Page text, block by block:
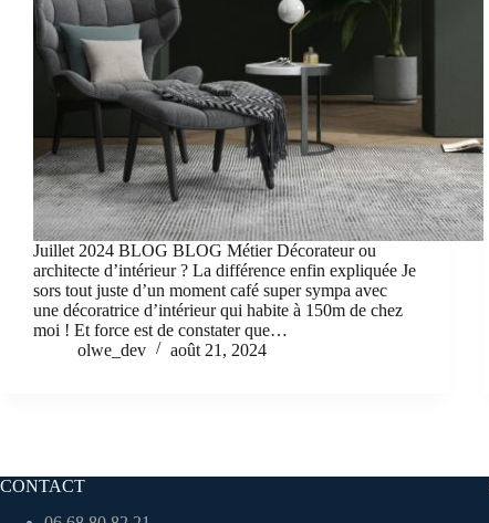
Juillet 2024 BLOG BLOG Métier Décorateur ou
architecte d’intérieur ? La différence enfin expliquée Je
sors tout juste d’un moment café super sympa avec
une décoratrice d’intérieur qui habite à 150m de chez
moi ! Et force est de constater que…
olwe_dev
août 21, 2024
CONTACT